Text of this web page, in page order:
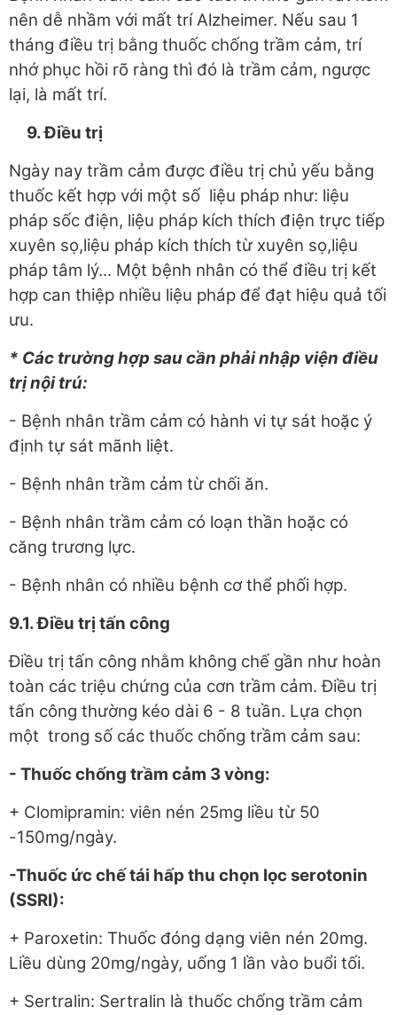
nên dễ nhầm với mất trí Alzheimer. Nếu sau 1
tháng điều trị bằng thuốc chống trầm cảm, trí
nhớ phục hồi rõ ràng thì đó là trầm cảm, ngược
lại, là mất trí.
9. Điều trị
Ngày nay trầm cảm được điều trị chủ yếu bằng
thuốc kết hợp với một số liệu pháp như: liệu
pháp sốc điện, liệu pháp kích thích điện trực tiếp
xuyên sọ,liệu pháp kích thích từ xuyên sọ,liệu
pháp tâm lý... Một bệnh nhân có thể điều trị kết
hợp can thiệp nhiều liệu pháp để đạt hiệu quả tối
ưu.
* Các trường hợp sau cần phải nhập viện điều
trị nội trú:
- Bệnh nhân trầm cảm có hành vi tự sát hoặc ý
định tự sát mãnh liệt.
- Bệnh nhân trầm cảm từ chối ăn.
- Bệnh nhân trầm cảm có loạn thần hoặc có
căng trương lực.
- Bệnh nhân có nhiều bệnh cơ thể phối hợp.
9.1. Điều trị tấn công
Điều trị tấn công nhằm không chế gần như hoàn
toàn các triệu chứng của cơn trầm cảm. Điều trị
tấn công thường kéo dài 6 - 8 tuần. Lựa chọn
một trong số các thuốc chống trầm cảm sau:
- Thuốc chống trầm cảm 3 vòng:
+ Clomipramin: viên nén 25mg liều từ 50
-150mg/ngày.
-Thuốc ức chế tái hấp thu chọn lọc serotonin
(SSRI):
+ Paroxetin: Thuốc đóng dạng viên nén 20mg.
Liều dùng 20mg/ngày, uống 1 lần vào buổi tối.
+ Sertralin: Sertralin là thuốc chống trầm cảm